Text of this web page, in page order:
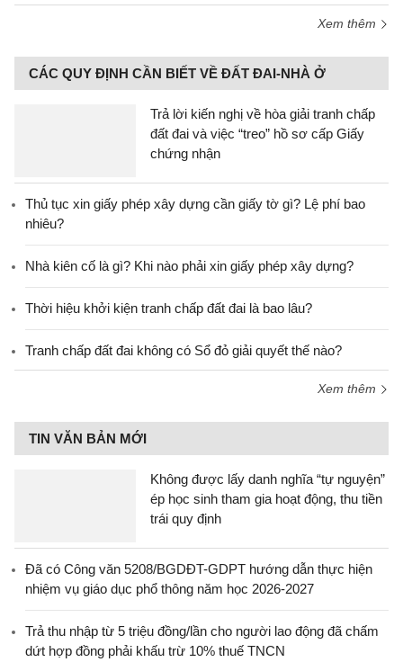
Xem thêm
CÁC QUY ĐỊNH CẦN BIẾT VỀ ĐẤT ĐAI-NHÀ Ở
Trả lời kiến nghị về hòa giải tranh chấp
đất đai và việc “treo” hồ sơ cấp Giấy
chứng nhận
Thủ tục xin giấy phép xây dựng cần giấy tờ gì? Lệ phí bao
nhiêu?
Nhà kiên cố là gì? Khi nào phải xin giấy phép xây dựng?
Thời hiệu khởi kiện tranh chấp đất đai là bao lâu?
Tranh chấp đất đai không có Sổ đỏ giải quyết thế nào?
Xem thêm
TIN VĂN BẢN MỚI
Không được lấy danh nghĩa “tự nguyện”
ép học sinh tham gia hoạt động, thu tiền
trái quy định
Đã có Công văn 5208/BGDĐT-GDPT hướng dẫn thực hiện
nhiệm vụ giáo dục phổ thông năm học 2026-2027
Trả thu nhập từ 5 triệu đồng/lần cho người lao động đã chấm
dứt hợp đồng phải khấu trừ 10% thuế TNCN